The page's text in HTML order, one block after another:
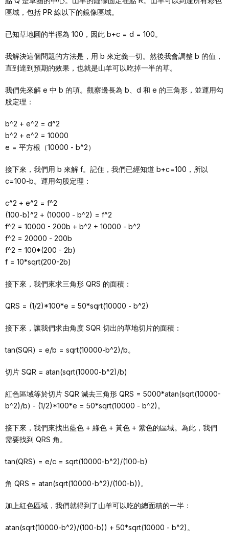
區域，包括 PR 線以下的鏡像區域。
已知草地圓的半徑為 100，因此 b+c = d = 100。
我解決這個問題的方法是，用 b 來定義一切。然後我會調整 b 的值，
直到達到預期的效果，也就是山羊可以吃掉一半的草。
我們先來解 e 中 b 的項。觀察邊長為 b、d 和 e 的三角形，並運用勾
股定理：
b^2 + e^2 = d^2
b^2 + e^2 = 10000
e = 平方根（10000 - b^2）
接下來，我們用 b 來解 f。記住，我們已經知道 b+c=100，所以
c=100-b。運用勾股定理：
c^2 + e^2 = f^2
(100-b)^2 + (10000 - b^2) = f^2
f^2 = 10000 - 200b + b^2 + 10000 - b^2
f^2 = 20000 - 200b
f^2 = 100*(200 - 2b)
f = 10*sqrt(200-2b)
接下來，我們來求三角形 QRS 的面積：
QRS = (1/2)*100*e = 50*sqrt(10000 - b^2)
接下來，讓我們求由角度 SQR 切出的草地切片的面積：
tan(SQR) = e/b = sqrt(10000-b^2)/b。
切片 SQR = atan(sqrt(10000-b^2)/b)
紅色區域等於切片 SQR 減去三角形 QRS = 5000*atan(sqrt(10000-
b^2)/b) - (1/2)*100*e = 50*sqrt(10000 - b^2)。
接下來，我們來找出藍色 + 綠色 + 黃色 + 紫色的區域。為此，我們
需要找到 QRS 角。
tan(QRS) = e/c = sqrt(10000-b^2)/(100-b)
角 QRS = atan(sqrt(10000-b^2)/(100-b))。
加上紅色區域，我們就得到了山羊可以吃的總面積的一半：
atan(sqrt(10000-b^2)/(100-b)) + 50*sqrt(10000 - b^2)。